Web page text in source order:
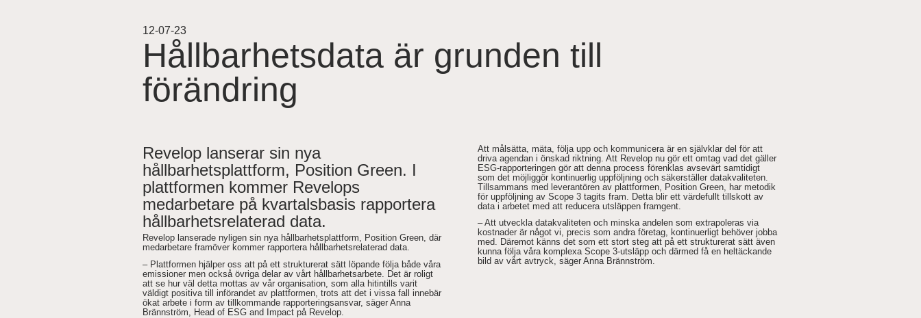
12-07-23
Hållbarhetsdata är grunden till
förändring
Revelop lanserar sin nya
hållbarhetsplattform, Position Green. I
plattformen kommer Revelops
medarbetare på kvartalsbasis rapportera
hållbarhetsrelaterad data.
Revelop lanserade nyligen sin nya hållbarhetsplattform, Position Green, där
medarbetare framöver kommer rapportera hållbarhetsrelaterad data.
– Plattformen hjälper oss att på ett strukturerat sätt löpande följa både våra
emissioner men också övriga delar av vårt hållbarhetsarbete. Det är roligt
att se hur väl detta mottas av vår organisation, som alla hitintills varit
väldigt positiva till införandet av plattformen, trots att det i vissa fall innebär
ökat arbete i form av tillkommande rapporteringsansvar, säger Anna
Brännström, Head of ESG and Impact på Revelop.
Att målsätta, mäta, följa upp och kommunicera är en självklar del för att
driva agendan i önskad riktning. Att Revelop nu gör ett omtag vad det gäller
ESG-rapporteringen gör att denna process förenklas avsevärt samtidigt
som det möjliggör kontinuerlig uppföljning och säkerställer datakvaliteten.
Tillsammans med leverantören av plattformen, Position Green, har metodik
för uppföljning av Scope 3 tagits fram. Detta blir ett värdefullt tillskott av
data i arbetet med att reducera utsläppen framgent.
– Att utveckla datakvaliteten och minska andelen som extrapoleras via
kostnader är något vi, precis som andra företag, kontinuerligt behöver jobba
med. Däremot känns det som ett stort steg att på ett strukturerat sätt även
kunna följa våra komplexa Scope 3-utsläpp och därmed få en heltäckande
bild av vårt avtryck, säger Anna Brännström.